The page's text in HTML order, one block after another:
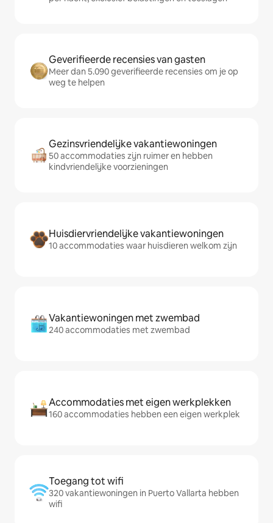
Geverifieerde recensies van gasten
Meer dan 5.090 geverifieerde recensies om je op
weg te helpen
Gezinsvriendelijke vakantiewoningen
50 accommodaties zijn ruimer en hebben
kindvriendelijke voorzieningen
Huisdiervriendelijke vakantiewoningen
10 accommodaties waar huisdieren welkom zijn
Vakantiewoningen met zwembad
240 accommodaties met zwembad
Accommodaties met eigen werkplekken
160 accommodaties hebben een eigen werkplek
Toegang tot wifi
320 vakantiewoningen in Puerto Vallarta hebben
wifi